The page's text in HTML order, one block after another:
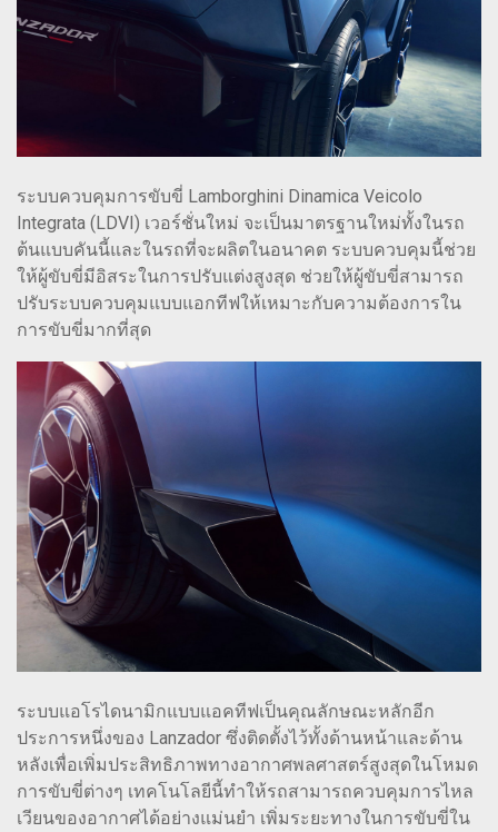
ระบบควบคุมการขับขี่ Lamborghini Dinamica Veicolo
Integrata (LDVI) เวอร์ชั่นใหม่ จะเป็นมาตรฐานใหม่ทั้งในรถ
ต้นแบบคันนี้และในรถที่จะผลิตในอนาคต ระบบควบคุมนี้ช่วย
ให้ผู้ขับขี่มีอิสระในการปรับแต่งสูงสุด ช่วยให้ผู้ขับขี่สามารถ
ปรับระบบควบคุมแบบแอกทีฟให้เหมาะกับความต้องการใน
การขับขี่มากที่สุด
ระบบแอโรไดนามิกแบบแอคทีฟเป็นคุณลักษณะหลักอีก
ประการหนึ่งของ Lanzador ซึ่งติดตั้งไว้ทั้งด้านหน้าและด้าน
หลังเพื่อเพิ่มประสิทธิภาพทางอากาศพลศาสตร์สูงสุดในโหมด
การขับขี่ต่างๆ เทคโนโลยีนี้ทำให้รถสามารถควบคุมการไหล
เวียนของอากาศได้อย่างแม่นยำ เพิ่มระยะทางในการขับขี่ใน